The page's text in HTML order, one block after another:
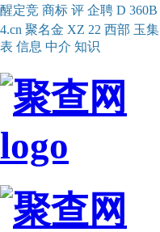
醒定竞 商标 评 企聘 D 360B
4.cn 聚名金 XZ 22 西部 玉集
表 信息 中介 知识